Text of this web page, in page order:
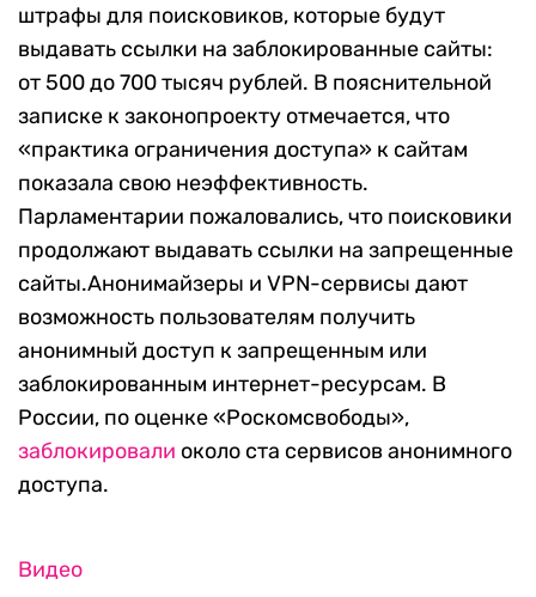
штрафы для поисковиков, которые будут
выдавать ссылки на заблокированные сайты:
от 500 до 700 тысяч рублей. В пояснительной
записке к законопроекту отмечается, что
«практика ограничения доступа» к сайтам
показала свою неэффективность.
Парламентарии пожаловались, что поисковики
продолжают выдавать ссылки на запрещенные
сайты.Анонимайзеры и VPN-сервисы дают
возможность пользователям получить
анонимный доступ к запрещенным или
заблокированным интернет-ресурсам. В
России, по оценке «Роскомсвободы»,
заблокировали около ста сервисов анонимного
доступа.
Видео